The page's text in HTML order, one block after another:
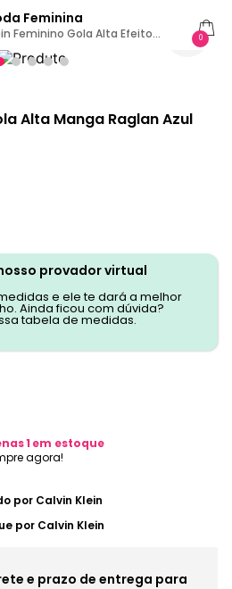
Feminina
Feminino Gola Alta Efeito
- Azul Bebe G
0
Alta Manga Raglan Azul
provador virtual
e ele te dará a melhor
Ainda ficou com dúvida?
tabela de medidas.
1 em estoque
por Calvin Klein
por Calvin Klein